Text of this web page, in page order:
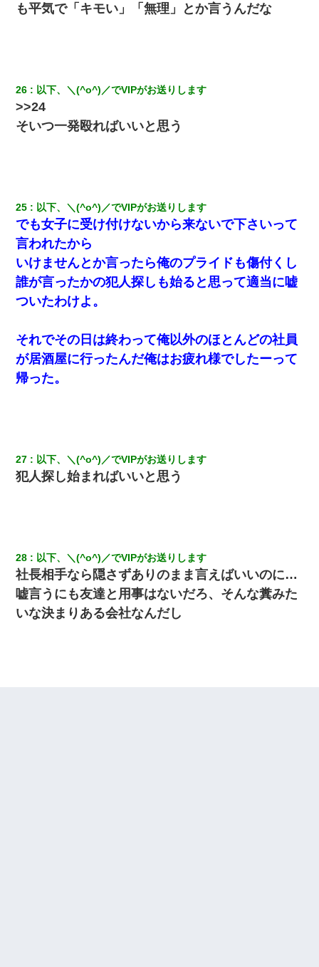
も平気で「キモい」「無理」とか言うんだな
26 以下、＼(^o^)／でVIPがお送りします
>>24
そいつ一発殴ればいいと思う
25 以下、＼(^o^)／でVIPがお送りします
でも女子に受け付けないから来ないで下さいって
言われたから
いけませんとか言ったら俺のプライドも傷付くし
誰が言ったかの犯人探しも始ると思って適当に嘘
ついたわけよ。
それでその日は終わって俺以外のほとんどの社員
が居酒屋に行ったんだ俺はお疲れ様でしたーって
帰った。
27 以下、＼(^o^)／でVIPがお送りします
犯人探し始まればいいと思う
28 以下、＼(^o^)／でVIPがお送りします
社長相手なら隠さずありのまま言えばいいのに…
嘘言うにも友達と用事はないだろ、そんな糞みた
いな決まりある会社なんだし